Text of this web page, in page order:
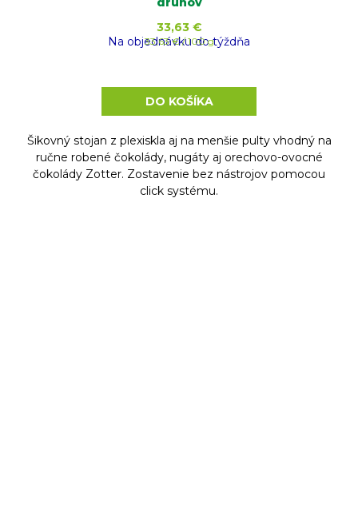
Na objednávku do týždňa
33,63 €
Jednotková
33,63 € / 100 g
DO KOŠÍKA
Šikovný stojan z plexiskla aj na menšie pulty vhodný na
ručne robené čokolády, nugáty aj orechovo-ovocné
čokolády Zotter. Zostavenie bez nástrojov pomocou
click systému.